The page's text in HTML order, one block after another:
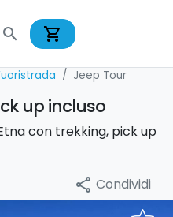
search shopping_cart
Jeep Tour
up incluso
con trekking, pick up
share Condividi